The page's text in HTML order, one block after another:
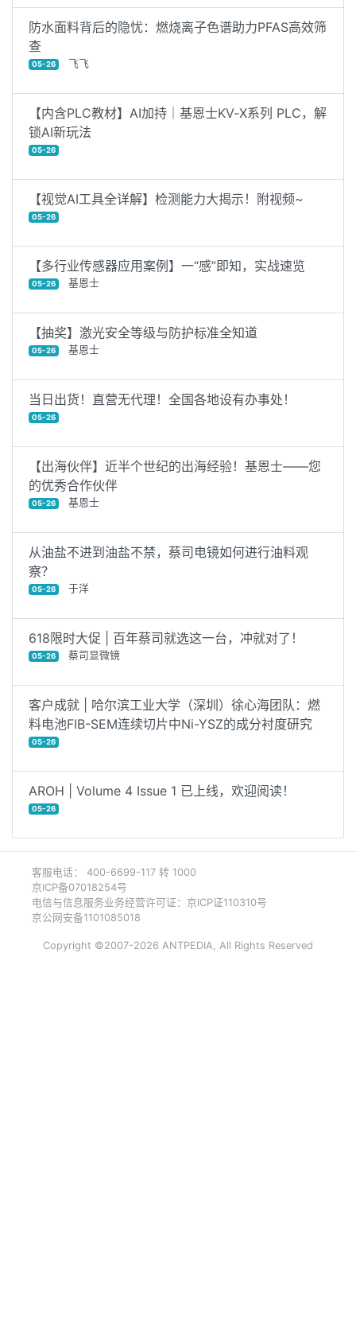
防水面料背后的隐忧：燃烧离子色谱助力PFAS高效筛
查
05-26 飞飞
【内含PLC教材】AI加持｜基恩士KV‑X系列 PLC，解
锁AI新玩法
05-26
【视觉AI工具全详解】检测能力大揭示！附视频~
05-26
【多行业传感器应用案例】一“感”即知，实战速览
05-26 基恩士
【抽奖】激光安全等级与防护标准全知道
05-26 基恩士
当日出货！直营无代理！全国各地设有办事处！
05-26
【出海伙伴】近半个世纪的出海经验！基恩士——您
的优秀合作伙伴
05-26 基恩士
从油盐不进到油盐不禁，蔡司电镜如何进行油料观
察？
05-26 于洋
618限时大促 | 百年蔡司就选这一台，冲就对了！
05-26 蔡司显微镜
客户成就 | 哈尔滨工业大学（深圳）徐心海团队：燃
料电池FIB-SEM连续切片中Ni-YSZ的成分衬度研究
05-26
AROH | Volume 4 Issue 1 已上线，欢迎阅读！
05-26
客服电话： 400-6699-117 转 1000
京ICP备07018254号
电信与信息服务业务经营许可证：京ICP证110310号
京公网安备1101085018
Copyright ©2007-2026 ANTPEDIA, All Rights Reserved